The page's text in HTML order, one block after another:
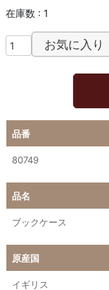
在庫数 1
お気に入り
品番
80749
品名
ブックケース
原産国
イギリス